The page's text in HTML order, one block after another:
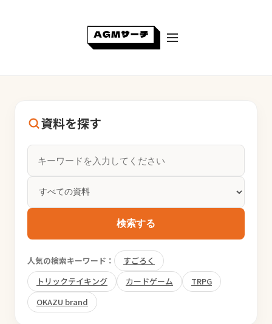
資料を探す
検索する
人気の検索キーワード：
すごろく
トリックテイキング
カードゲーム
TRPG
OKAZU brand